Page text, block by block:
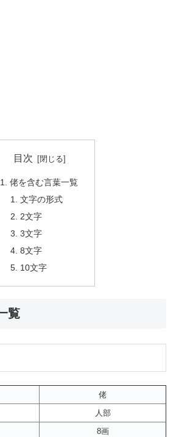
目次
佬を含む言葉一覧
文字の形式
2文字
3文字
8文字
10文字
覧
佬
人部
8画